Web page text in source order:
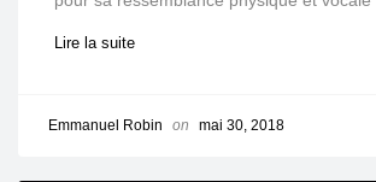
Lire la suite
Emmanuel Robin on mai 30, 2018